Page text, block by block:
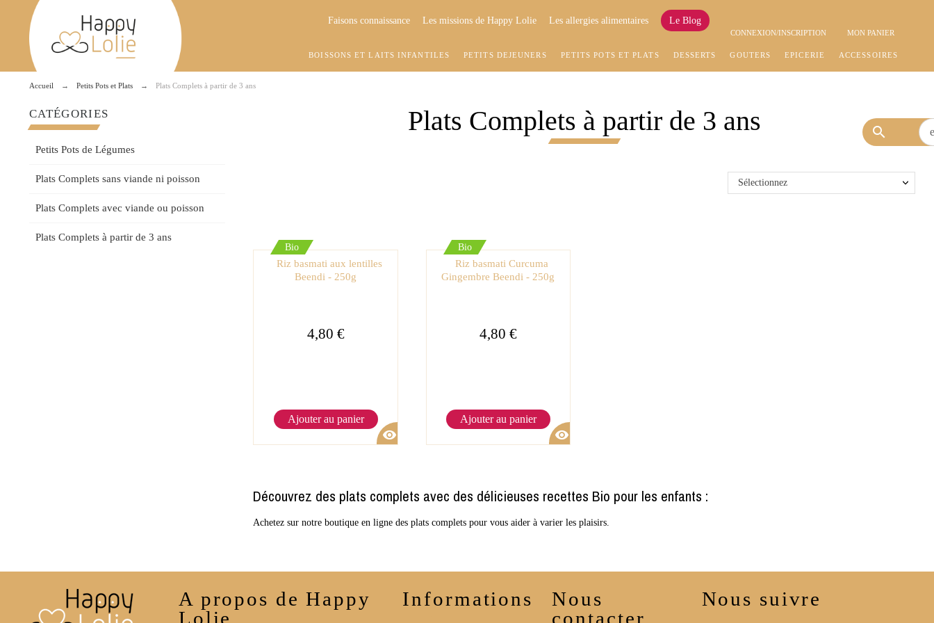
Faisons connaissance Les missions de Happy Lolie Les allergies alimentaires Le Blog
CONNEXION/INSCRIPTION MON PANIER
BOISSONS ET LAITS INFANTILES PETITS DÉJEUNERS PETITS POTS ET PLATS DESSERTS GOÛTERS EPICERIE ACCESSOIRES
Accueil Petits Pots et Plats Plats Complets à partir de 3 ans
CATÉGORIES
Petits Pots de Légumes
Plats Complets sans viande ni poisson
Plats Complets avec viande ou poisson
Plats Complets à partir de 3 ans
Plats Complets à partir de 3 ans
Sélectionnez
Bio
Riz basmati aux lentilles
Beendi - 250g
4,80 €
Ajouter au panier
visibility
Bio
Riz basmati Curcuma
Gingembre Beendi - 250g
4,80 €
Ajouter au panier
visibility
Découvrez des plats complets avec des délicieuses recettes Bio pour les enfants :
Achetez sur notre boutique en ligne des plats complets pour vous aider à varier les plaisirs.
A propos de Happy
Lolie
Informations
Nous
contacter
Nous suivre
search